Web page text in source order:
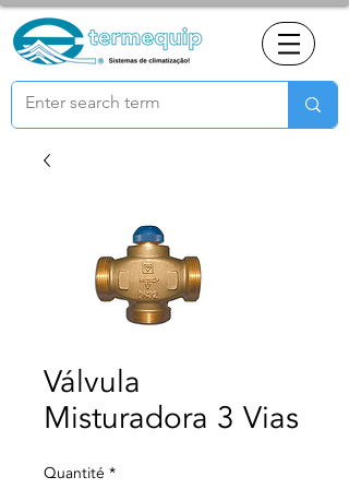
Válvula
Misturadora 3 Vias
Quantité *